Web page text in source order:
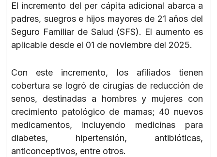
El incremento del per cápita adicional abarca a
padres, suegros e hijos mayores de 21 años del
Seguro Familiar de Salud (SFS). El aumento es
aplicable desde el 01 de noviembre del 2025.
Con este incremento, los afiliados tienen
cobertura se logró de cirugías de reducción de
senos, destinadas a hombres y mujeres con
crecimiento patológico de mamas; 40 nuevos
medicamentos, incluyendo medicinas para
diabetes, hipertensión, antibióticas,
anticonceptivos, entre otros.